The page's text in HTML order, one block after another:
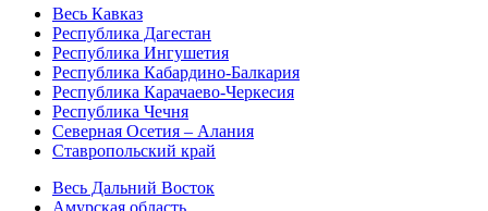
Весь Кавказ
Республика Дагестан
Республика Ингушетия
Республика Кабардино-Балкария
Республика Карачаево-Черкесия
Республика Чечня
Северная Осетия – Алания
Ставропольский край
Весь Дальний Восток
Амурская область